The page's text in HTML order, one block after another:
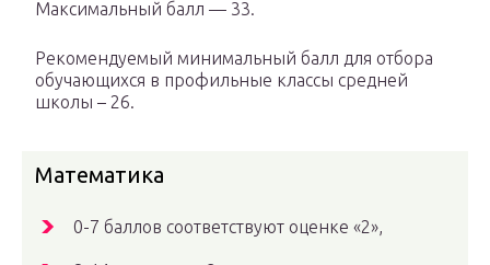
Максимальный балл — 33.
Рекомендуемый минимальный балл для отбора
обучающихся в профильные классы средней
школы – 26.
Математика
0-7 баллов соответствуют оценке «2»,